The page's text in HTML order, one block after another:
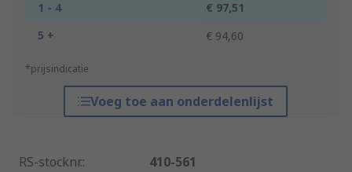
1 - 4
€ 97,51
5 +
€ 94,60
*prijsindicatie
Voeg toe aan onderdelenlijst
RS-stocknr.:
410-561